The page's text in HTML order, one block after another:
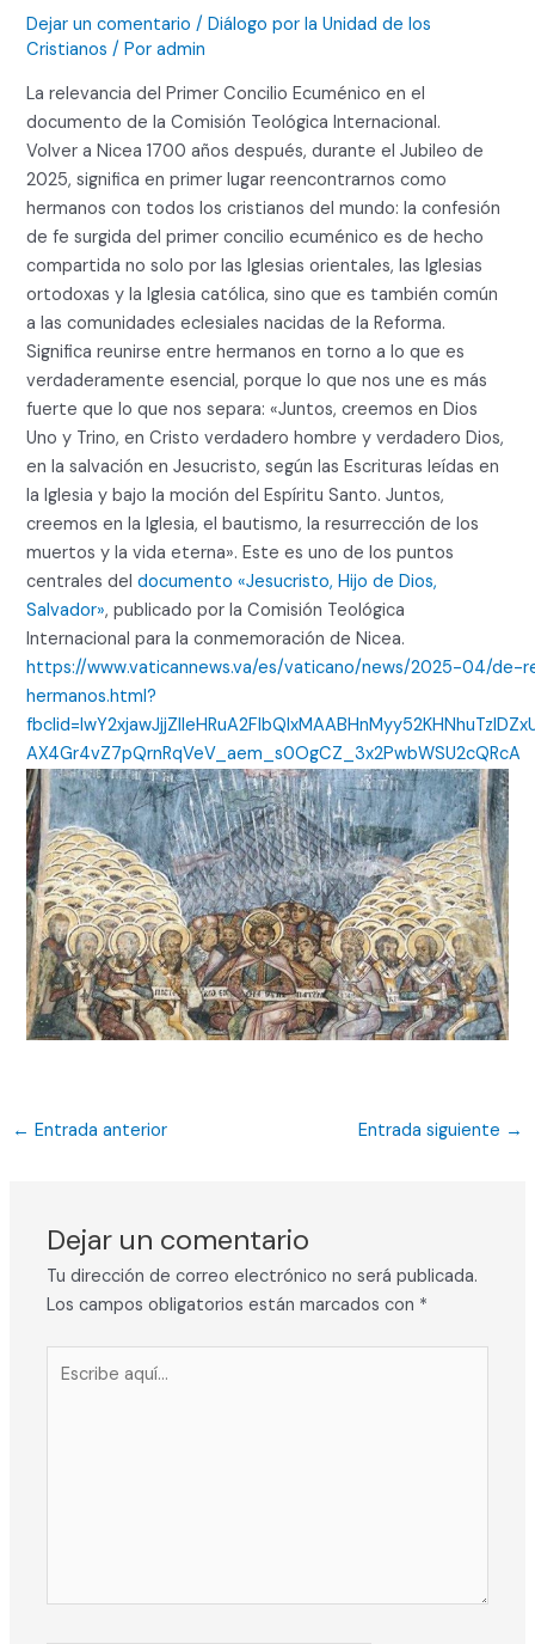
Dejar un comentario /Diálogo por la Unidad de los
Cristianos / Poradmin
La relevancia del Primer Concilio Ecuménico en el
documento de la Comisión Teológica Internacional.
Volver a Nicea 1700 años después, durante el Jubileo de
2025, significa en primer lugar reencontrarnos como
hermanos con todos los cristianos del mundo: la confesión
de fe surgida del primer concilio ecuménico es de hecho
compartida no solo por las Iglesias orientales, las Iglesias
ortodoxas y la Iglesia católica, sino que es también común
a las comunidades eclesiales nacidas de la Reforma.
Significa reunirse entre hermanos en torno a lo que es
verdaderamente esencial, porque lo que nos une es más
fuerte que lo que nos separa: «Juntos, creemos en Dios
Uno y Trino, en Cristo verdadero hombre y verdadero Dios,
en la salvación en Jesucristo, según las Escrituras leídas en
la Iglesia y bajo la moción del Espíritu Santo. Juntos,
creemos en la Iglesia, el bautismo, la resurrección de los
muertos y la vida eterna». Este es uno de los puntos
centrales deldocumento «Jesucristo, Hijo de Dios,
Salvador», publicado por la Comisión Teológica
Internacional para la conmemoración de Nicea.
https://www.vaticannews.va/es/vaticano/news/2025-04/
hermanos.html?
AX4Gr4vZ7pQrnRqVeV_aem_s0OgCZ_3x2PwbWSU2cQRcA
← Entrada anterior Entrada siguiente →
Dejar un comentario
Tu dirección de correo electrónico no será publicada.
Los campos obligatorios están marcados con *
aquí...